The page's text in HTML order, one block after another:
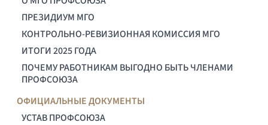
ПРЕЗИДИУМ МГО
КОНТРОЛЬНО-РЕВИЗИОННАЯ КОМИССИЯ МГО
ИТОГИ 2025 ГОДА
ПОЧЕМУ РАБОТНИКАМ ВЫГОДНО БЫТЬ ЧЛЕНАМИ
ПРОФСОЮЗА
ОФИЦИАЛЬНЫЕ ДОКУМЕНТЫ
УСТАВ ПРОФСОЮЗА